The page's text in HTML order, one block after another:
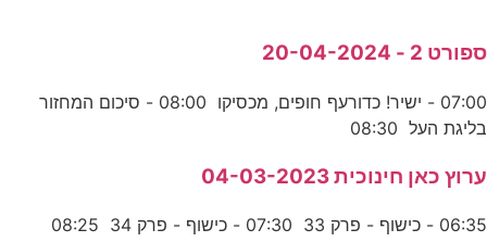
ספורט 2 - 20-04-2024
07:00 - ישיר! כדורעף חופים, מכסיקו 08:00 - סיכום המחזור
בליגת העל 08:30
ערוץ כאן חינוכית 04-03-2023
06:35 - כישוף - פרק 33 07:30 - כישוף - פרק 34 08:25